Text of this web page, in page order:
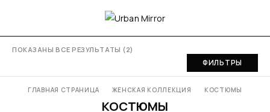
ПОКАЗАНЫ ВСЕ РЕЗУЛЬТАТЫ (2)
ФИЛЬТРЫ
КОСТЮМЫ
ГЛАВНАЯ СТРАНИЦА ЖЕНСКАЯ КОЛЛЕКЦИЯ КОСТЮМЫ